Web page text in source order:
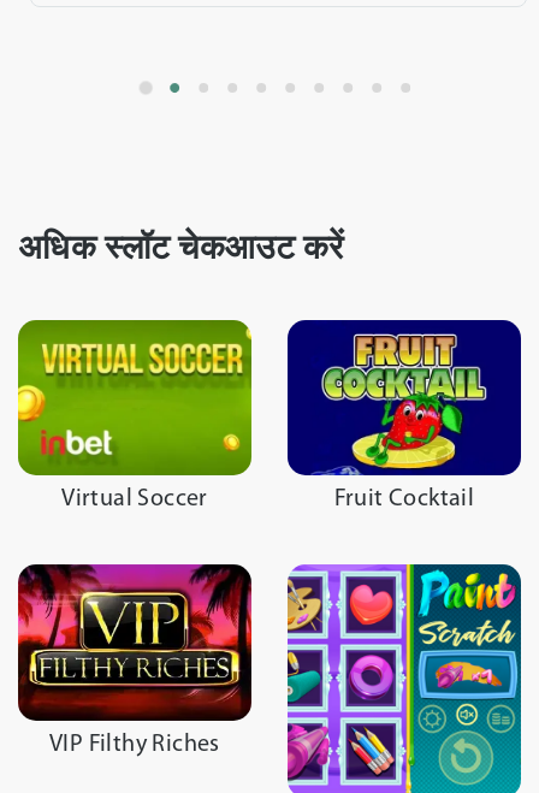
अधिक स्लॉट चेकआउट करें
Virtual Soccer Fruit Cocktail
VIP Filthy Riches